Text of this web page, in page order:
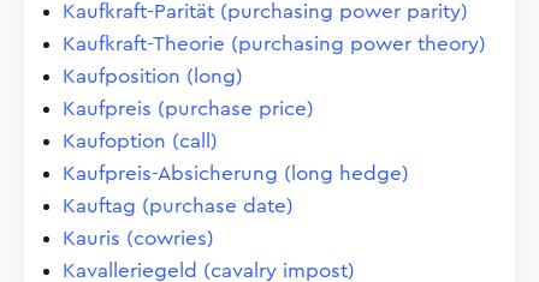
Kaufkraft-Parität (purchasing power parity)
Kaufkraft-Theorie (purchasing power theory)
Kaufposition (long)
Kaufpreis (purchase price)
Kaufoption (call)
Kaufpreis-Absicherung (long hedge)
Kauftag (purchase date)
Kauris (cowries)
Kavalleriegeld (cavalry impost)